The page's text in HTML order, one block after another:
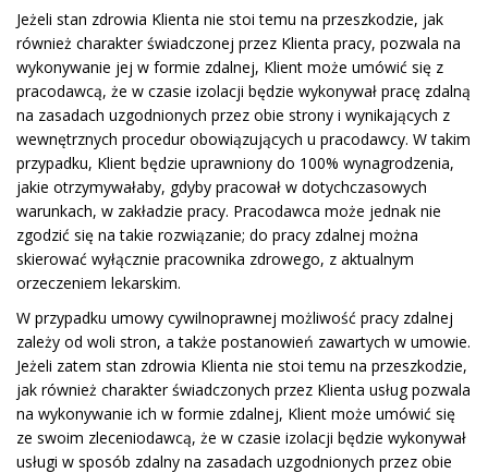
Jeżeli stan zdrowia Klienta nie stoi temu na przeszkodzie, jak
również charakter świadczonej przez Klienta pracy, pozwala na
wykonywanie jej w formie zdalnej, Klient może umówić się z
pracodawcą, że w czasie izolacji będzie wykonywał pracę zdalną
na zasadach uzgodnionych przez obie strony i wynikających z
wewnętrznych procedur obowiązujących u pracodawcy. W takim
przypadku, Klient będzie uprawniony do 100% wynagrodzenia,
jakie otrzymywałaby, gdyby pracował w dotychczasowych
warunkach, w zakładzie pracy. Pracodawca może jednak nie
zgodzić się na takie rozwiązanie; do pracy zdalnej można
skierować wyłącznie pracownika zdrowego, z aktualnym
orzeczeniem lekarskim.
W przypadku umowy cywilnoprawnej możliwość pracy zdalnej
zależy od woli stron, a także postanowień zawartych w umowie.
Jeżeli zatem stan zdrowia Klienta nie stoi temu na przeszkodzie,
jak również charakter świadczonych przez Klienta usług pozwala
na wykonywanie ich w formie zdalnej, Klient może umówić się
ze swoim zleceniodawcą, że w czasie izolacji będzie wykonywał
usługi w sposób zdalny na zasadach uzgodnionych przez obie